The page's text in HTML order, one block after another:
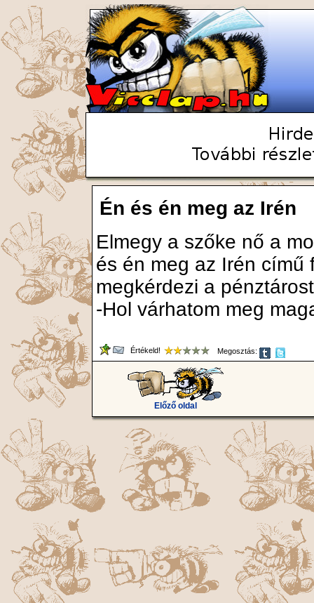
Én és én meg az Irén
Elmegy a szőke nő a
és én meg az Irén című
megkérdezi a
-Hol várhatom meg
Értékeld! Megosztás:
Előző oldal